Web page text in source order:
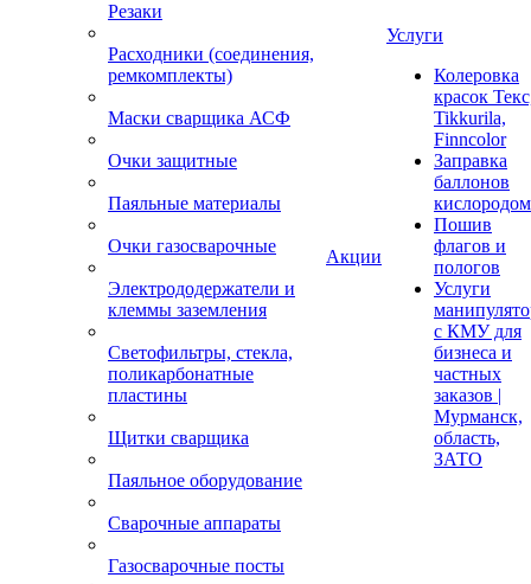
Резаки
Расходники (соединения,
ремкомплекты)
Маски сварщика АСФ
Очки защитные
Паяльные материалы
Очки газосварочные
Электрододержатели и
клеммы заземления
Светофильтры, стекла,
поликарбонатные
пластины
Щитки сварщика
Паяльное оборудование
Сварочные аппараты
Газосварочные посты
Акции
Услуги
Колеровка
красок
Tikkurila,
Finncolor
Заправка
баллонов
кислородом
Пошив
флагов и
пологов
Услуги
с КМУ для
бизнеса и
частных
заказов |
Мурманск,
область,
ЗАТО